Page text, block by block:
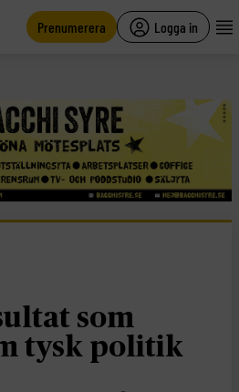
Prenumerera Logga in
som
tysk politik